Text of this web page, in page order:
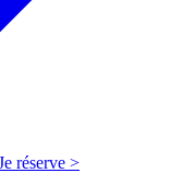
e réserve >